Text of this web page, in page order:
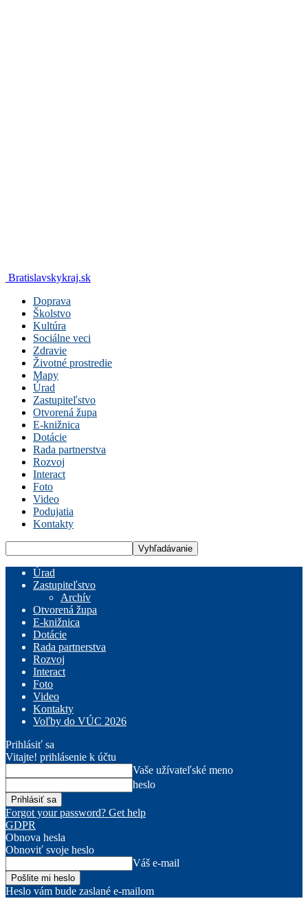
Bratislavskykraj.sk
Doprava
Školstvo
Kultúra
Sociálne veci
Zdravie
Životné prostredie
Mapy
Úrad
Zastupiteľstvo
Otvorená župa
E-knižnica
Dotácie
Rada partnerstva
Rozvoj
Interact
Foto
Video
Podujatia
Kontakty
Úrad
Zastupiteľstvo
Archív
Otvorená župa
E-knižnica
Dotácie
Rada partnerstva
Rozvoj
Interact
Foto
Video
Kontakty
Voľby do VÚC 2026
Prihlásiť sa
Vitajte! prihlásenie k účtu
Vaše užívateľské meno
heslo
Forgot your password? Get help
GDPR
Obnova hesla
Obnoviť svoje heslo
Váš e-mail
Heslo vám bude zaslané e-mailom